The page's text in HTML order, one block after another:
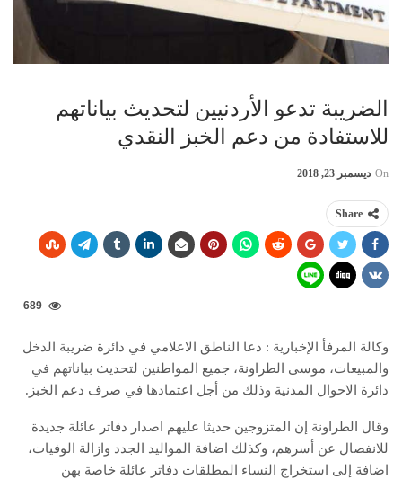
الضريبة تدعو الأردنيين لتحديث بياناتهم
للاستفادة من دعم الخبز النقدي
On ديسمبر 23, 2018
Share
689
وكالة المرفأ الإخبارية : دعا الناطق الاعلامي في دائرة ضريبة الدخل
والمبيعات، موسى الطراونة، جميع المواطنين لتحديث بياناتهم في
دائرة الاحوال المدنية وذلك من أجل اعتمادها في صرف دعم الخبز.
وقال الطراونة إن المتزوجين حديثا عليهم اصدار دفاتر عائلة جديدة
للانفصال عن أسرهم، وكذلك اضافة المواليد الجدد وازالة الوفيات،
اضافة إلى استخراج النساء المطلقات دفاتر عائلة خاصة بهن